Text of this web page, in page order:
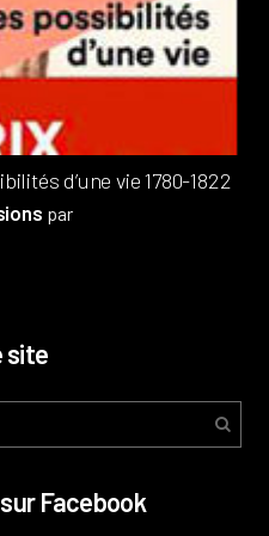
d’une vie 1780-1822
par
site
Facebook